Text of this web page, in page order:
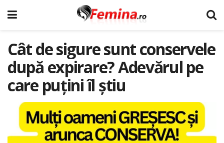
Cât de sigure sunt conservele
după expirare? Adevărul pe
care puțini îl știu